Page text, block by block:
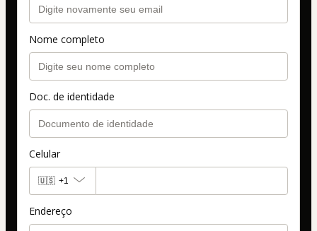
Nome completo
Doc. de identidade
Celular
🇺🇸 +1
Endereço